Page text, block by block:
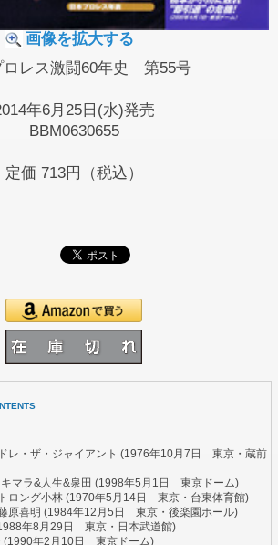
画像を拡大する
ロレス激闘60年史 第55号
年6月25日(水)発売
BBM0630655
定価 713円（税込）
レ・ザ・ジャイアント (1976年10月7日 東京・蔵前
マラ&人生&泉田 (1998年5月1日 東京ドーム)
ロング小林 (1970年5月14日 東京・台東体育館)
原喜明 (1984年12月5日 東京・後楽園ホール)
年8月29日 東京・日本武道館)
(1990年2月10日 東京ドーム)